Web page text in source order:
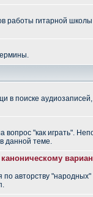
работы гитарной
в поиске аудиозаписей,
вопрос "как играть".
данной теме.
авторству "народных"